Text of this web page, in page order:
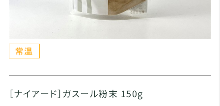
［ナイアード］ガスール粉末 150g